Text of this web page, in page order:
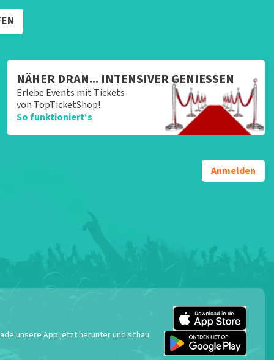
NÄHER DRAN... INTENSIVER GENIESSEN
Erlebe Events mit Tickets
von TopTicketShop!
So funktioniert‘s
Anmelden
unsere App jetzt herunter und schau